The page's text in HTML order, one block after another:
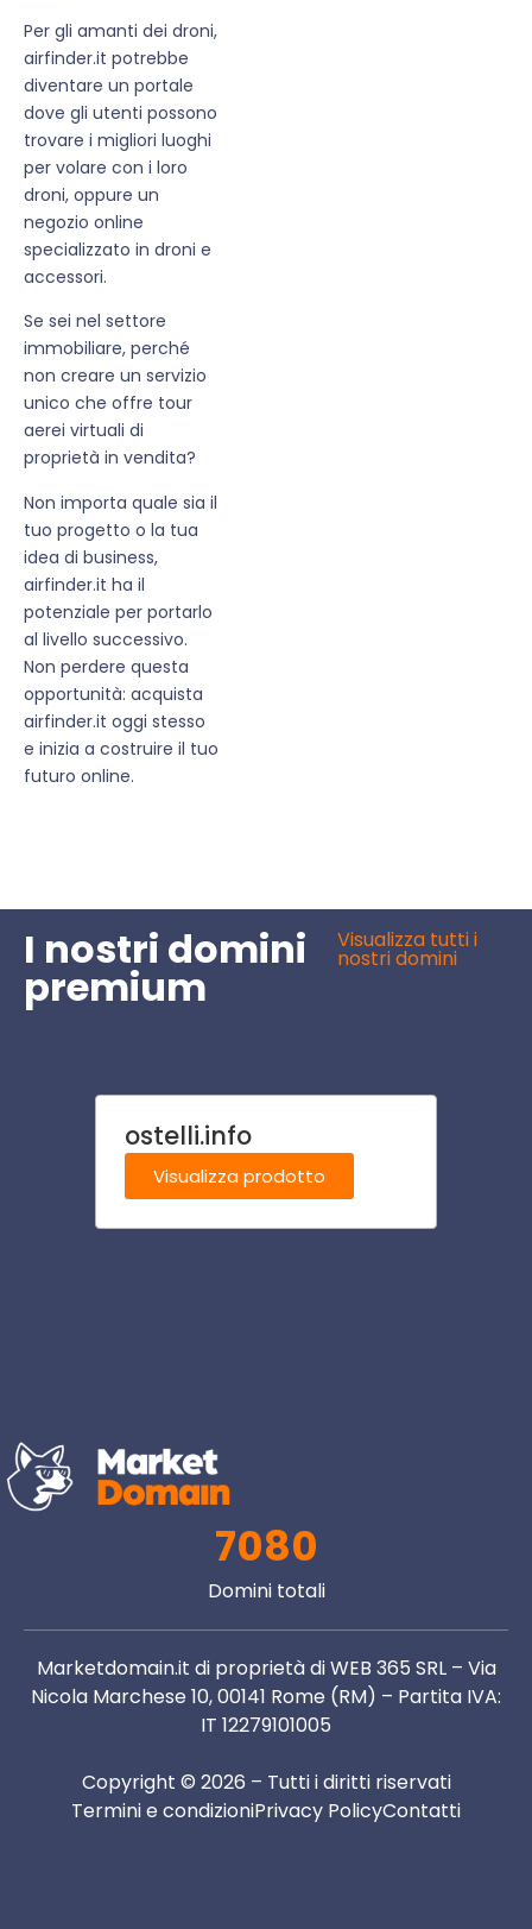
Per gli amanti dei droni,
airfinder.it potrebbe
diventare un portale
dove gli utenti possono
trovare i migliori luoghi
per volare con i loro
droni, oppure un
negozio online
specializzato in droni e
accessori.
Se sei nel settore
immobiliare, perché
non creare un servizio
unico che offre tour
aerei virtuali di
proprietà in vendita?
Non importa quale sia il
tuo progetto o la tua
idea di business,
airfinder.it ha il
potenziale per portarlo
al livello successivo.
Non perdere questa
opportunità: acquista
airfinder.it oggi stesso
e inizia a costruire il tuo
futuro online.
I nostri domini
premium
Visualizza tutti i
nostri domini
ostelli.info
Visualizza prodotto
7080
Domini totali
Marketdomain.it di proprietà di WEB 365 SRL – Via
Nicola Marchese 10, 00141 Rome (RM) – Partita IVA:
IT 12279101005
Copyright © 2026 – Tutti i diritti riservati
Termini e condizioniPrivacy PolicyContatti